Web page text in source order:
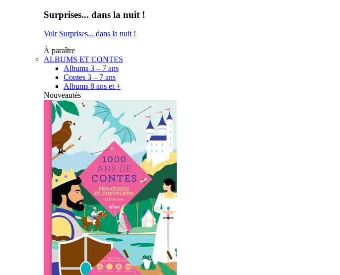
Surprises... dans la nuit !
Voir Surprises... dans la nuit !
À paraître
ALBUMS ET CONTES
Albums 3 – 7 ans
Contes 3 – 7 ans
Albums 8 ans et +
Nouveautés